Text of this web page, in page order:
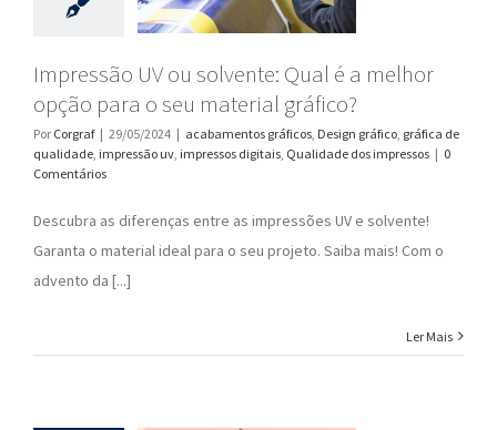
Impressão UV ou solvente: Qual é a melhor
opção para o seu material gráfico?
Por Corgraf | 29/05/2024 | acabamentos gráficos Design gráfico gráfica de
qualidade impressão uv impressos digitais Qualidade dos impressos | 0
Comentários
Descubra as diferenças entre as impressões UV e solvente!
Garanta o material ideal para o seu projeto. Saiba mais! Com o
advento da [...]
Ler Mais